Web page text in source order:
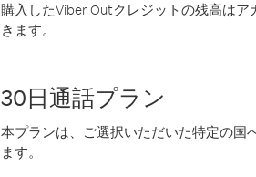
購入したViber Outクレジットの残高は
きます。
30日通話プラン
本プランは、ご選択いただいた特定の国
ます。